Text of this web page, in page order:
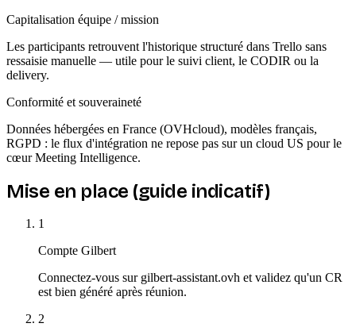
Capitalisation équipe / mission
Les participants retrouvent l'historique structuré dans Trello sans
ressaisie manuelle — utile pour le suivi client, le CODIR ou la
delivery.
Conformité et souveraineté
Données hébergées en France (OVHcloud), modèles français,
RGPD : le flux d'intégration ne repose pas sur un cloud US pour le
cœur Meeting Intelligence.
Mise en place (guide indicatif)
1
Compte Gilbert
Connectez-vous sur gilbert-assistant.ovh et validez qu'un CR
est bien généré après réunion.
2